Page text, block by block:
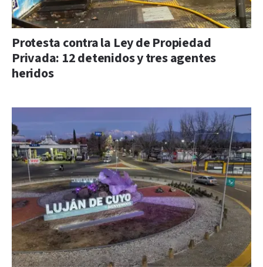
Protesta contra la Ley de Propiedad
Privada: 12 detenidos y tres agentes
heridos